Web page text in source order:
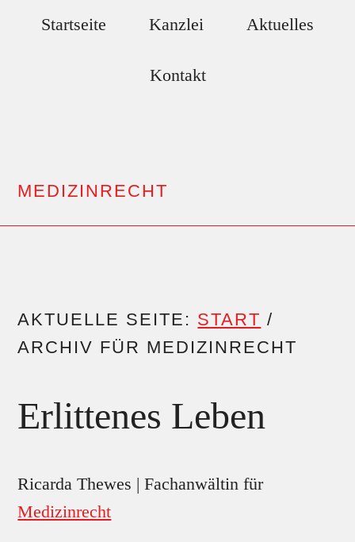
Startseite Kanzlei Aktuelles
Kontakt
MEDIZINRECHT
AKTUELLE SEITE: START /
ARCHIV FÜR MEDIZINRECHT
Erlittenes Leben
Ricarda Thewes | Fachanwältin für
Medizinrecht